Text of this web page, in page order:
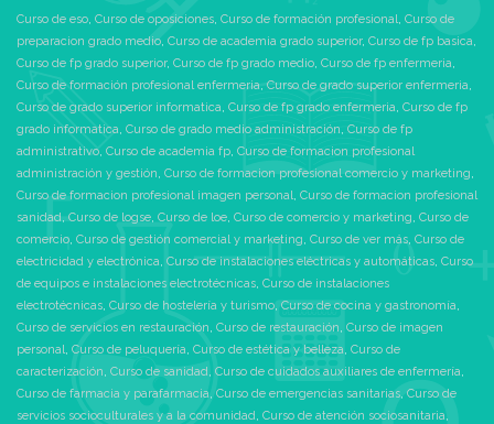
Curso de eso, Curso de oposiciones, Curso de formación profesional, Curso de
preparacion grado medio, Curso de academia grado superior, Curso de fp basica,
Curso de fp grado superior, Curso de fp grado medio, Curso de fp enfermeria,
Curso de formación profesional enfermeria,Curso de grado superior enfermeria,
Curso de grado superior informatica, Curso de fp grado enfermeria, Curso de fp
grado informatica, Curso de grado medio administración, Curso de fp
administrativo, Curso de academia fp, Curso de formacion profesional
administración y gestión, Curso de formacion profesional comercio y marketing,
Curso de formacion profesional imagen personal, Curso de formacion profesional
sanidad,Curso de logse, Curso de loe, Curso de comercio y marketing, Curso de
comercio, Curso de gestión comercial y marketing, Curso de ver más, Curso de
electricidad y electrónica, Curso de instalaciones eléctricas y automáticas, Curso
de equipos e instalaciones electrotécnicas, Curso de instalaciones
electrotécnicas, Curso de hostelería y turismo,Curso de cocina y gastronomía,
Curso de servicios en restauración, Curso de restauración, Curso de imagen
personal, Curso de peluquería, Curso de estética y belleza, Curso de
caracterización, Curso de sanidad, Curso de cuidados auxiliares de enfermería,
Curso de farmacia y parafarmacia,Curso de emergencias sanitarias,Curso de
servicios socioculturales y a la comunidad, Curso de atención sociosanitaria,